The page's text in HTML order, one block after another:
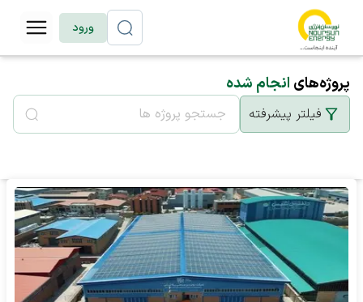
ورود
پروژه‌های انجام شده
فیلتر پیشرفته